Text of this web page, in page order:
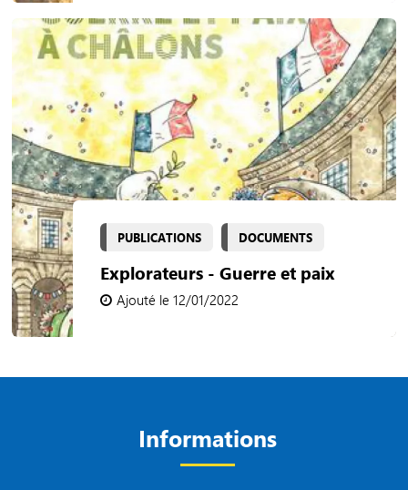
PUBLICATIONS DOCUMENTS
Explorateurs - Guerre et paix
Ajouté le 12/01/2022
Informations